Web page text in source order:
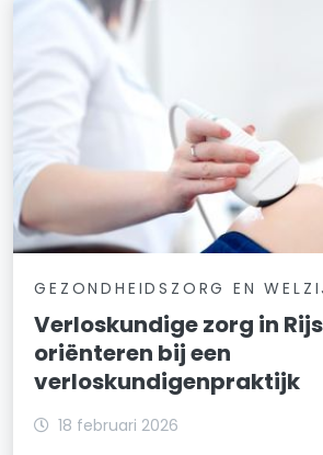
GEZONDHEIDSZORG EN
Verloskundige zorg in
oriënteren bij een
verloskundigenpraktijk
18 februari 2026